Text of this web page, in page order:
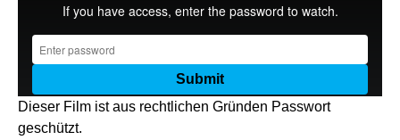
Dieser Film ist aus rechtlichen Gründen Passwort
geschützt.